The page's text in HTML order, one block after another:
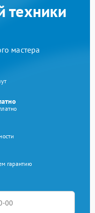
техники
мастера
гарантию